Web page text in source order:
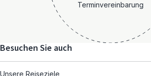
Terminvereinbarung
Besuchen Sie auch
Unsere Reiseziele